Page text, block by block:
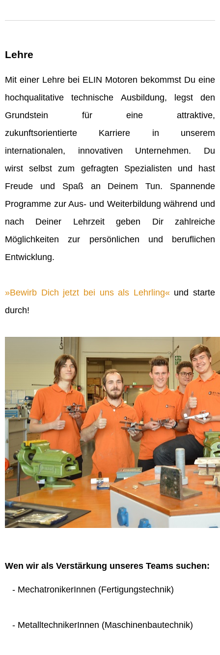
Lehre
Mit einer Lehre bei ELIN Motoren bekommst Du eine
hochqualitative technische Ausbildung, legst den
Grundstein für eine attraktive,
zukunftsorientierte Karriere in unserem
internationalen, innovativen Unternehmen. Du
wirst selbst zum gefragten Spezialisten und hast
Freude und Spaß an Deinem Tun. Spannende
Programme zur Aus- und Weiterbildung während und
nach Deiner Lehrzeit geben Dir zahlreiche
Möglichkeiten zur persönlichen und beruflichen
Entwicklung.
Bewirb Dich jetzt bei uns als Lehrling und starte
durch!
Wen wir als Verstärkung unseres Teams suchen:
- MechatronikerInnen (Fertigungstechnik)
- MetalltechnikerInnen (Maschinenbautechnik)